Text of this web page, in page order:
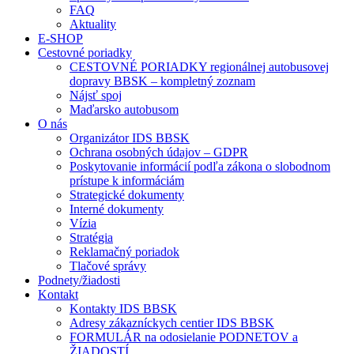
FAQ
Aktuality
E-SHOP
Cestovné poriadky
CESTOVNÉ PORIADKY regionálnej autobusovej
dopravy BBSK – kompletný zoznam
Nájsť spoj
Maďarsko autobusom
O nás
Organizátor IDS BBSK
Ochrana osobných údajov – GDPR
Poskytovanie informácií podľa zákona o slobodnom
prístupe k informáciám
Strategické dokumenty
Interné dokumenty
Vízia
Stratégia
Reklamačný poriadok
Tlačové správy
Podnety/žiadosti
Kontakt
Kontakty IDS BBSK
Adresy zákazníckych centier IDS BBSK
FORMULÁR na odosielanie PODNETOV a
ŽIADOSTÍ